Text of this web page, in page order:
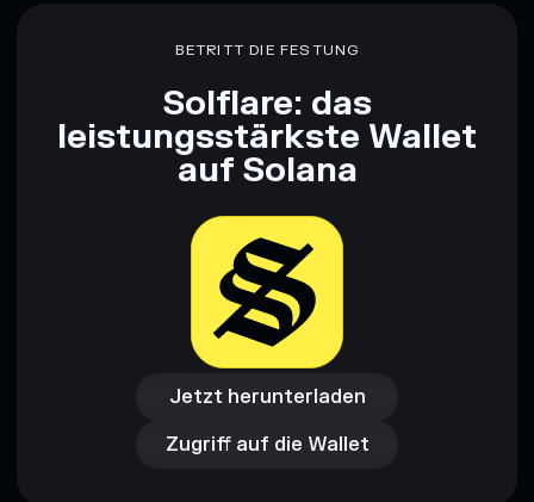
Finanzberatung dar. Recherchiere stets eigenständig. Daten
BETRITT DIE FESTUNG
Solflare: das
leistungsstärkste Wallet
auf Solana
Jetzt herunterladen
Jetzt herunterladen
Zugriff auf die Wallet
Zugriff auf die Wallet